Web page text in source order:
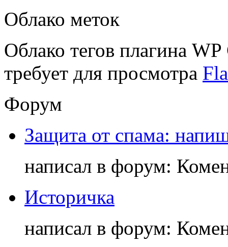
Облако меток
Облако тегов плагина
требует для просмотра
Форум
Защита от спама:
написал в форум:
Историчка
написал в форум: